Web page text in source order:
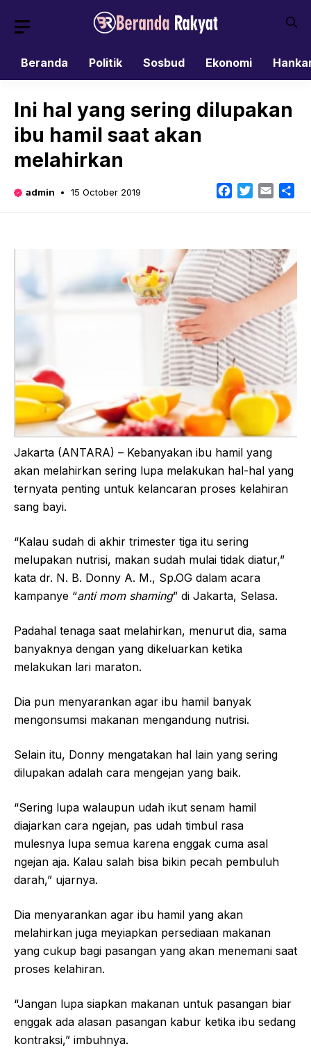
Beranda
Politik Sosbud Ekonomi
Ini hal yang sering dilupakan
ibu hamil saat akan
melahirkan
admin 15 October 2019 Facebook
TwitterEmail
Jakarta (ANTARA) – Kebanyakan ibu hamil yang
akan melahirkan sering lupa melakukan hal-hal yang
ternyata penting untuk kelancaran proses kelahiran
sang bayi.
“Kalau sudah di akhir trimester tiga itu sering
melupakan nutrisi, makan sudah mulai tidak diatur,”
kata dr. N. B. Donny A. M., Sp.OG dalam acara
kampanye “anti mom shaming” di Jakarta, Selasa.
Padahal tenaga saat melahirkan, menurut dia, sama
banyaknya dengan yang dikeluarkan ketika
melakukan lari maraton.
Dia pun menyarankan agar ibu hamil banyak
mengonsumsi makanan mengandung nutrisi.
Selain itu, Donny mengatakan hal lain yang sering
dilupakan adalah cara mengejan yang baik.
“Sering lupa walaupun udah ikut senam hamil
diajarkan cara ngejan, pas udah timbul rasa
mulesnya lupa semua karena enggak cuma asal
ngejan aja. Kalau salah bisa bikin pecah pembuluh
darah,” ujarnya.
Dia menyarankan agar ibu hamil yang akan
melahirkan juga meyiapkan persediaan makanan
yang cukup bagi pasangan yang akan menemani saat
proses kelahiran.
“Jangan lupa siapkan makanan untuk pasangan biar
enggak ada alasan pasangan kabur ketika ibu sedang
kontraksi,” imbuhnya.